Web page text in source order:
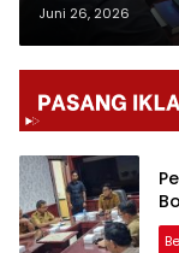
Tata
Juni 26, 2026